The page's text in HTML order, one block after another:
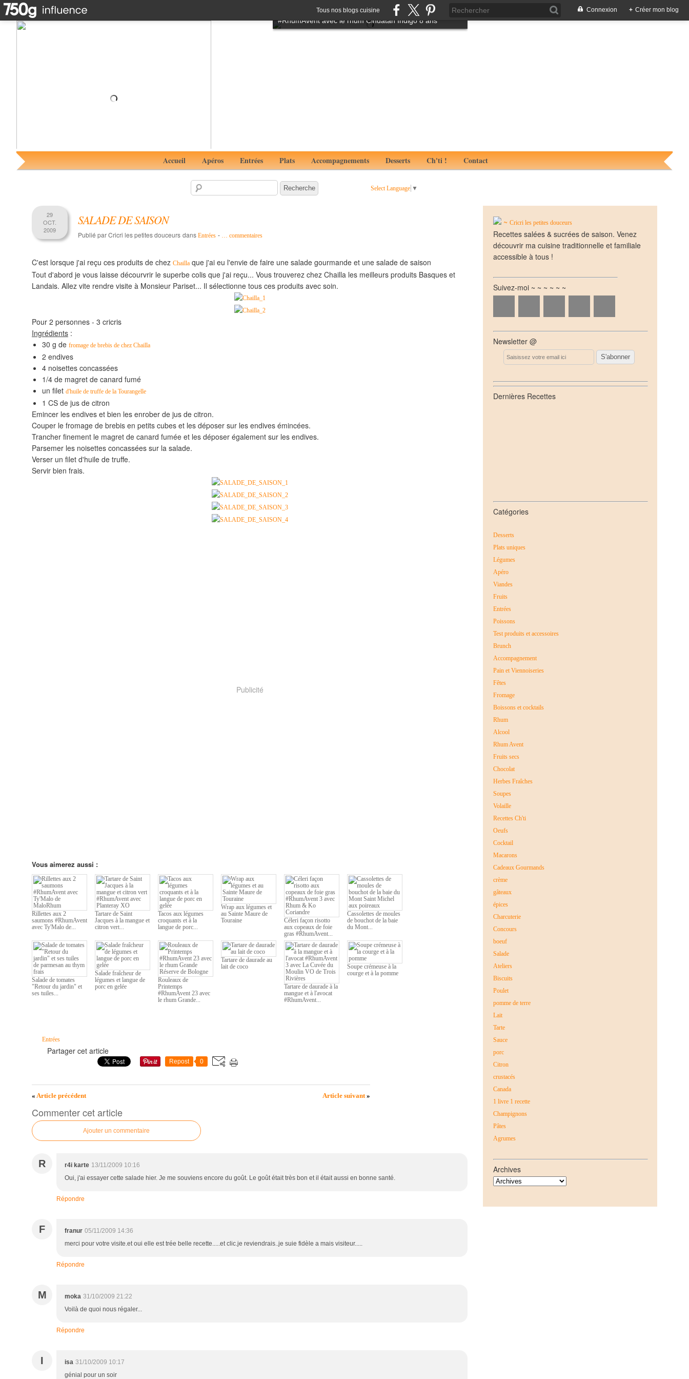
Tous nos blogs cuisine Connexion + Créer mon blog
Tartare de boeuf à l'italienne aux notes de truffes
#RhumAvent avec le rhum Cihuatan Indigo 8 ans
Accueil Apéros Entrées Plats Accompagnements Desserts Ch'ti ! Contact
Select Language ▼
29
OCT.
2009
SALADE DE SAISON
Publié par Cricri les petites douceurs dans Entrées - … commentaires
C'est lorsque j'ai reçu ces produits de chez Chailla que j'ai eu l'envie de faire une salade gourmande et une salade de saison
Tout d'abord je vous laisse décourvrir le superbe colis que j'ai reçu... Vous trouverez chez Chailla les meilleurs produits Basques et
Landais. Allez vite rendre visite à Monsieur Pariset... Il sélectionne tous ces produits avec soin.
Pour 2 personnes - 3 cricris
Ingrédients :
30 g de fromage de brebis de chez Chailla
2 endives
4 noisettes concassées
1/4 de magret de canard fumé
un filet d'huile de truffe de la Tourangelle
1 CS de jus de citron
Emincer les endives et bien les enrober de jus de citron.
Couper le fromage de brebis en petits cubes et les déposer sur les endives émincées.
Trancher finement le magret de canard fumée et les déposer également sur les endives.
Parsemer les noisettes concassées sur la salade.
Verser un filet d'huile de truffe.
Servir bien frais.
Publicité
Vous aimerez aussi :
Rillettes aux 2
saumons #RhumAvent
avec Ty'Malo de...
Tartare de Saint
Jacques à la mangue et
citron vert...
Tacos aux légumes
croquants et à la
langue de porc...
Wrap aux légumes et
au Sainte Maure de
Touraine
Céleri façon risotto
aux copeaux de foie
gras #RhumAvent...
Cassolettes de moules
de bouchot de la baie
du Mont...
Salade de tomates
"Retour du jardin" et
ses tuiles...
Salade fraîcheur de
légumes et langue de
porc en gelée
Rouleaux de
Printemps
#RhumAvent 23 avec
le rhum Grande...
Tartare de daurade au
lait de coco
Tartare de daurade à la
mangue et à l'avocat
#RhumAvent...
Soupe crémeuse à la
courge et à la pomme
Entrées
Partager cet article
Repost 0
« Article précédent Article suivant»
Commenter cet article
Ajouter un commentaire
R r4i karte 13/11/2009 10:16
Oui, j'ai essayer cette salade hier. Je me souviens encore du goût. Le goût était très bon et il était aussi en bonne santé.
Répondre
F franur 05/11/2009 14:36
merci pour votre visite.et oui elle est trée belle recette.....et clic.je reviendrais..je suie fidèle a mais visiteur.....
Répondre
M moka 31/10/2009 21:22
Voilà de quoi nous régaler...
Répondre
I isa 31/10/2009 10:17
génial pour un soir
~ Cricri les petites douceurs
Recettes salées & sucrées de saison. Venez
découvrir ma cuisine traditionnelle et familiale
accessible à tous !
Suivez-moi ~ ~ ~ ~ ~ ~
Newsletter @
Email
Dernières Recettes
Catégories
Desserts
Plats uniques
Légumes
Apéro
Viandes
Fruits
Entrées
Poissons
Test produits et accessoires
Brunch
Accompagnement
Pain et Viennoiseries
Fêtes
Fromage
Boissons et cocktails
Rhum
Alcool
Rhum Avent
Fruits secs
Chocolat
Herbes Fraîches
Soupes
Volaille
Recettes Ch'ti
Oeufs
Cocktail
Macarons
Cadeaux Gourmands
crème
gâteaux
épices
Charcuterie
Concours
boeuf
Salade
Ateliers
Biscuits
Poulet
pomme de terre
Lait
Tarte
Sauce
porc
Citron
crustacés
Canada
1 livre 1 recette
Champignons
Pâtes
Agrumes
Archives